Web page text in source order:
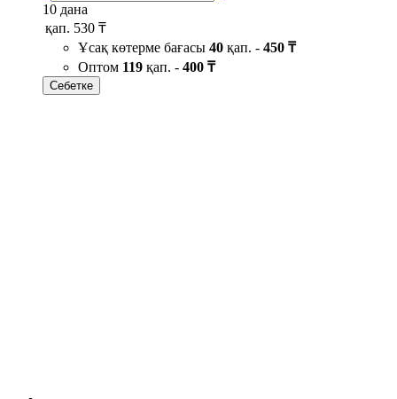
10 дана
қап. 530 ₸
Ұсақ көтерме бағасы 40 қап. - 450 ₸
Оптом 119 қап. - 400 ₸
Себетке